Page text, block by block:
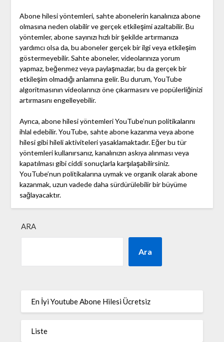
Abone hilesi yöntemleri, sahte abonelerin kanalınıza abone
olmasına neden olabilir ve gerçek etkileşimi azaltabilir. Bu
yöntemler, abone sayınızı hızlı bir şekilde artırmanıza
yardımcı olsa da, bu aboneler gerçek bir ilgi veya etkileşim
göstermeyebilir. Sahte aboneler, videolarınıza yorum
yapmaz, beğenmez veya paylaşmazlar, bu da gerçek bir
etkileşim olmadığı anlamına gelir. Bu durum, YouTube
algoritmasının videolarınızı öne çıkarmasını ve popülerliğinizi
artırmasını engelleyebilir.
Ayrıca, abone hilesi yöntemleri YouTube’nun politikalarını
ihlal edebilir. YouTube, sahte abone kazanma veya abone
hilesi gibi hileli aktiviteleri yasaklamaktadır. Eğer bu tür
yöntemleri kullanırsanız, kanalınızın askıya alınması veya
kapatılması gibi ciddi sonuçlarla karşılaşabilirsiniz.
YouTube’nun politikalarına uymak ve organik olarak abone
kazanmak, uzun vadede daha sürdürülebilir bir büyüme
sağlayacaktır.
ARA
Ara
En İyi Youtube Abone Hilesi Ücretsiz
Liste